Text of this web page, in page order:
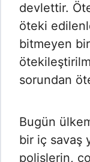
devlettir.
öteki
bitmeyen
sorundan
Bugün
bir iç savaş
polislerin,